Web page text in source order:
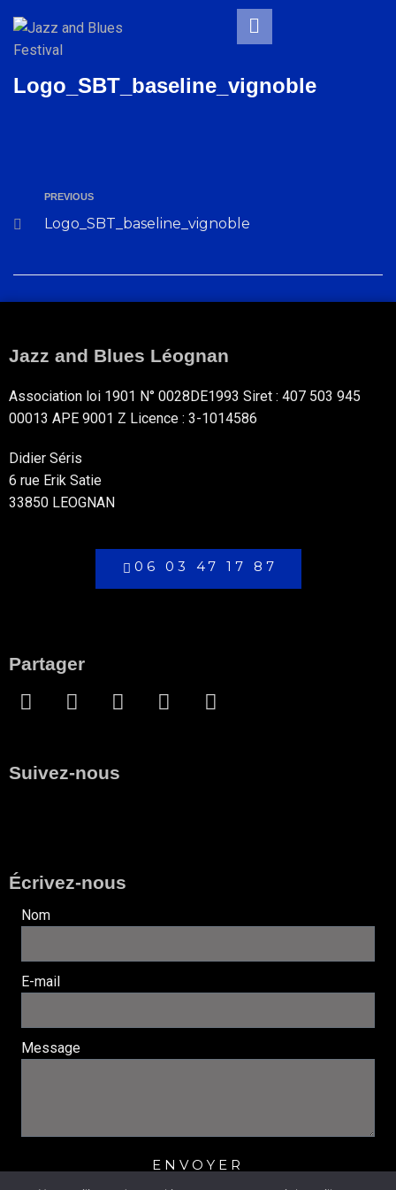
Logo_SBT_baseline_vignoble
PREVIOUS
Logo_SBT_baseline_vignoble
Jazz and Blues Léognan
Association loi 1901 N° 0028DE1993 Siret : 407 503 945
00013 APE 9001 Z Licence : 3-1014586
Didier Séris
6 rue Erik Satie
33850 LEOGNAN
06 03 47 17 87
Partager
Écrivez-nous
Nom
E-mail
Message
ENVOYER
Suivez-nous